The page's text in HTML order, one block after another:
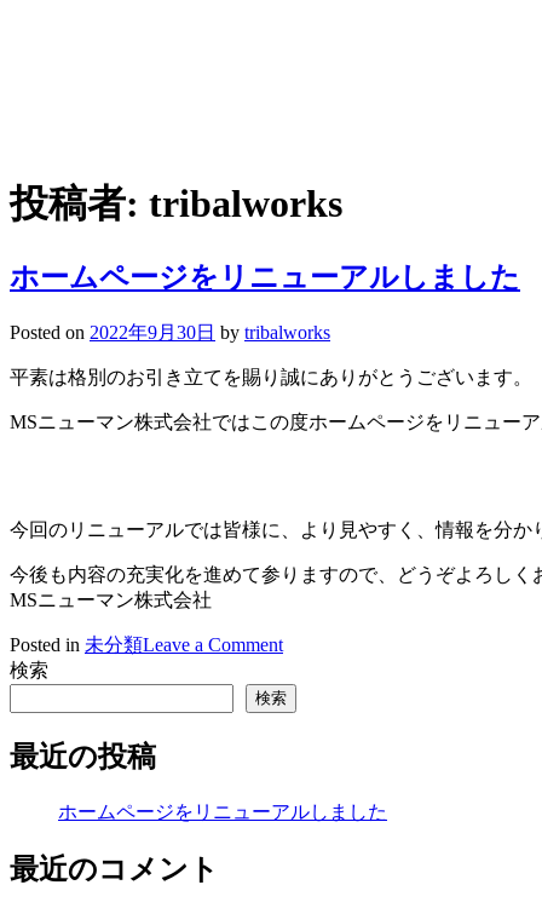
投稿者: tribalworks
ホームページをリニューアルしました
Posted on 2022年9月30日 by tribalworks
平素は格別のお引き立てを賜り誠にありがとうございます。
MSニューマン株式会社ではこの度ホームページをリニューア
今回のリニューアルでは皆様に、より見やすく、情報を分
今後も内容の充実化を進めて参りますので、どうぞよろしく
MSニューマン株式会社
Posted in 未分類Leave a Commenton
ー
ム
を
検索
検索
最近の投稿
ホームページをリニューアルしました
最近のコメント